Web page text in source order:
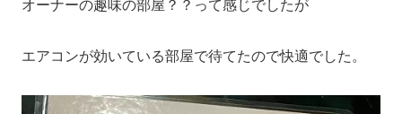
オーナーの趣味の部屋？？って感じでしたが
エアコンが効いている部屋で待てたので快適でした。